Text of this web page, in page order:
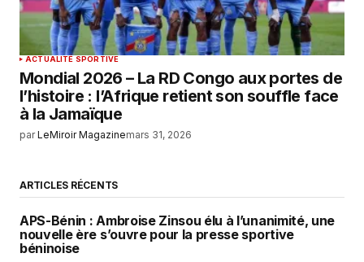
ACTUALITÉ SPORTIVE
Mondial 2026 – La RD Congo aux portes de
l’histoire : l’Afrique retient son souffle face
à la Jamaïque
par LeMiroir Magazinemars 31, 2026
ARTICLES RÉCENTS
APS-Bénin : Ambroise Zinsou élu à l’unanimité, une
nouvelle ère s’ouvre pour la presse sportive
béninoise